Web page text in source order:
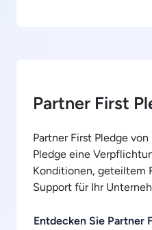
Partner First
Partner First Pledge
Pledge eine
Konditionen, geteiltem
Support für Ihr
Entdecken Sie Partner